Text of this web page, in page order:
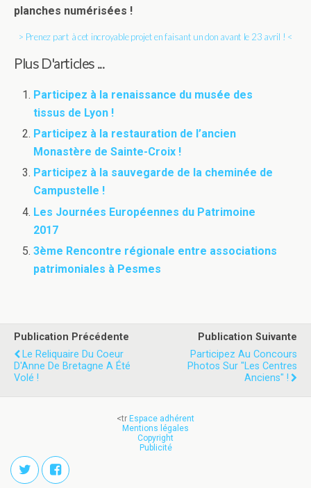
planches numérisées !
> Prenez part à cet incroyable projet en faisant un don avant le 23 avril ! <
Plus D'articles ...
Participez à la renaissance du musée des
tissus de Lyon !
Participez à la restauration de l’ancien
Monastère de Sainte-Croix !
Participez à la sauvegarde de la cheminée de
Campustelle !
Les Journées Européennes du Patrimoine
2017
3ème Rencontre régionale entre associations
patrimoniales à Pesmes
Publication Précédente
Le Reliquaire Du Coeur
D'Anne De Bretagne A Été
Volé !
Publication Suivante
Participez Au Concours
Photos Sur "les Centres
Anciens" !
<tr Espace adhérent
Mentions légales
Copyright
Publicité